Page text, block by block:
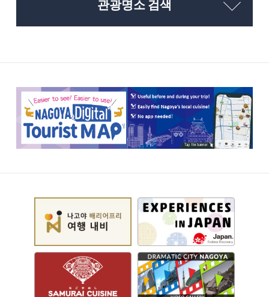
관광명소 검색